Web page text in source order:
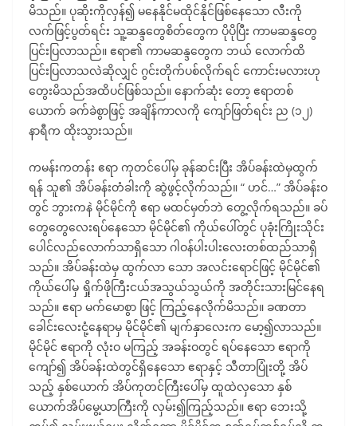
မိသည်။ ပုဆိုးကိုလှန်၍ မနေနိုင်မထိုင်နိုင်ဖြစ်နေသော လီးကို
လက်ဖြင့်ပွတ်ရင်း သူ့ဆန္ဒတွေစိတ်တွေက ပိုပိုပြီး ကာမဆန္ဒတွေ
ပြင်းပြလာသည်။ ဧရာ၏ ကာမဆန္ဒတွေက ဘယ် လောက်ထိ
ပြင်းပြလာသလဲဆိုလျှင် ဂွင်းတိုက်ပစ်လိုက်ရင် ကောင်းမလားဟု
တွေးမိသည်အထိပင်ဖြစ်သည်။ နောက်ဆုံး တော့ ဧရာတစ်
ယောက် ခက်ခဲစွာဖြင့် အချိန်ကာလကို ကျော်ဖြတ်ရင်း ည (၁၂)
နာရီက ထိုးသွားသည်။
ကမန်းကတန်း ဧရာ ကုတင်ပေါ်မှ ခုန်ဆင်းပြီး အိပ်ခန်းထဲမှထွက်
ရန် သူ၏ အိပ်ခန်းတံခါးကို ဆွဲဖွင့်လိုက်သည်။ “ ဟင်…” အိပ်ခန်းဝ
တွင် ဘွားကနဲ မိုင်မိုင်ကို ဧရာ မထင်မှတ်ဘဲ တွေ့လိုက်ရသည်။ ခပ်
တွေတွေလေးရပ်နေသော မိုင်မိုင်၏ ကိုယ်ပေါ်တွင် ပုခုံးကြိုးသိုင်း
ပေါင်လည်လောက်သာရှိသော ဂါဝန်ပါးပါးလေးတစ်ထည်သာရှိ
သည်။ အိပ်ခန်းထဲမှ ထွက်လာ သော အလင်းရောင်ဖြင့် မိုင်မိုင်၏
ကိုယ်ပေါ်မှ ရှိုက်ဖိုကြီးငယ်အသွယ်သွယ်ကို အတိုင်းသားမြင်နေရ
သည်။ ဧရာ မက်မောစွာ ဖြင့် ကြည့်နေလိုက်မိသည်။ ခဏတာ
ခေါင်းလေးငုံ့နေရာမှ မိုင်မိုင်၏ မျက်နှာလေးက မော့၍လာသည်။
မိုင်မိုင် ဧရာကို လုံးဝ မကြည့် အခန်းဝတွင် ရပ်နေသော ဧရာကို
ကျော်၍ အိပ်ခန်းထဲတွင်ရှိနေသော ဧရာနှင့် သီတာပြုံးတို့ အိပ်
သည့် နှစ်ယောက် အိပ်ကုတင်ကြီးပေါ်မှ ထူထဲလှသော နှစ်
ယောက်အိပ်မွေ့ယာကြီးကို လှမ်း၍ကြည့်သည်။ ဧရာ ဘေးသို့